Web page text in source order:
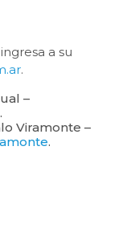
a su
.
–
.
Viramonte –
.